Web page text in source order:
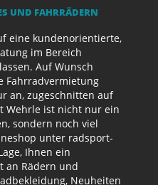
UND FAHRRÄDERN
eine kundenorientierte,
im Bereich
Auf Wunsch
Fahrradvermietung
an, zugeschnitten auf
Wehrle ist nicht nur ein
sondern noch viel
unter radsport-
Ihnen ein
an Rädern und
Neuheiten